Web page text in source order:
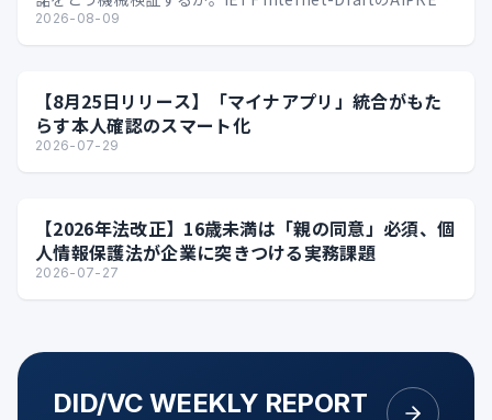
Grant Bindi…
2026-08-09
【8月25日リリース】「マイナアプリ」統合がもた
らす本人確認のスマート化
2026-07-29
【2026年法改正】16歳未満は「親の同意」必須、個
人情報保護法が企業に突きつける実務課題
2026-07-27
DID/VC WEEKLY REPORT